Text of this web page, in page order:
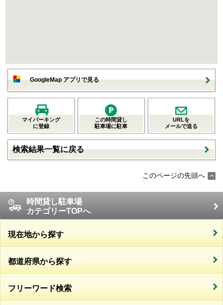
GoogleMap アプリで見る
マイパーキング
に登録
この時間貸し
駐車場に駐車
URLを
メールで送る
検索結果一覧に戻る
このページの先頭へ
時間貸し駐車場
カテゴリーTOPへ
現在地から探す
都道府県から探す
フリーワード検索